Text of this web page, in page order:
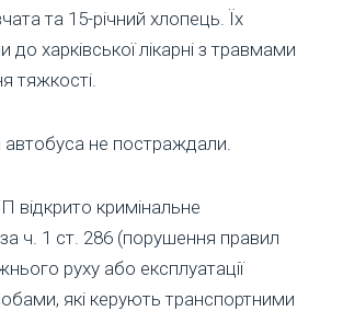
та 15-річний хлопець. Їх
до харківської лікарні з травмами
тяжкості.
автобуса не постраждали.
кримінальне
ч. 1 ст. 286 (порушення правил
руху або експлуатації
які керують транспортними